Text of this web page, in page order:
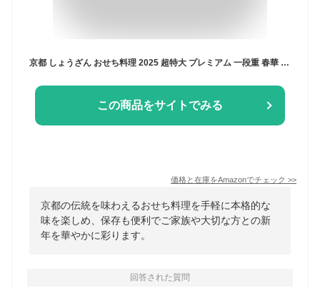
京都 しょうざん おせち料理 2025 超特大 プレミアム 一段重 春華 59品 盛り付け済み 冷凍おせち 約4人前 お届け日：12月30日 美食サークル
この商品をサイトでみる
価格と在庫をAmazonでチェック >>
京都の伝統を味わえるおせち料理を手軽に本格的な
味を楽しめ、保存も便利でご家族や大切な方との新
年を華やかに彩ります。
回答された質問